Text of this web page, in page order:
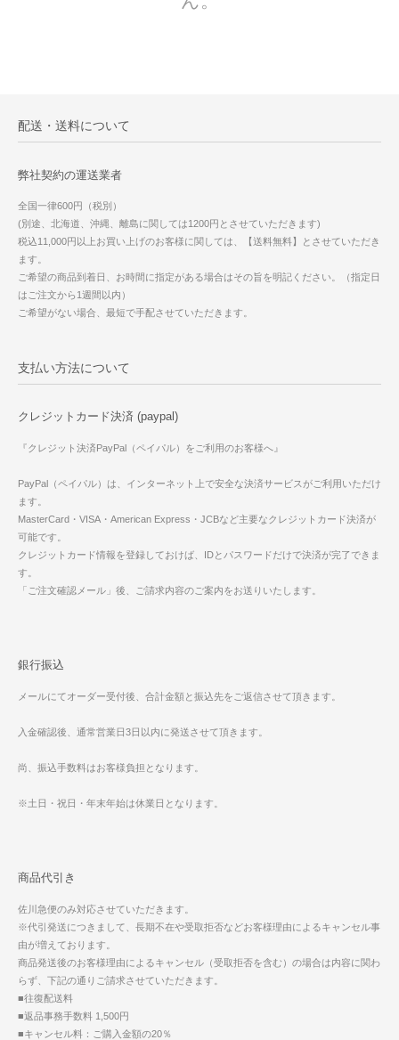
配送・送料について
弊社契約の運送業者
全国一律600円（税別）
(別途、北海道、沖縄、離島に関しては1200円とさせていただきます)
税込11,000円以上お買い上げのお客様に関しては、【送料無料】とさせていただき
ます。
ご希望の商品到着日、お時間に指定がある場合はその旨を明記ください。（指定日
はご注文から1週間以内）
ご希望がない場合、最短で手配させていただきます。
支払い方法について
クレジットカード決済 (paypal)
『クレジット決済PayPal（ペイパル）をご利用のお客様へ』
PayPal（ペイパル）は、インターネット上で安全な決済サービスがご利用いただけ
ます。
MasterCard・VISA・American Express・JCBなど主要なクレジットカード決済が
可能です。
クレジットカード情報を登録しておけば、IDとパスワードだけで決済が完了できま
す。
「ご注文確認メール」後、ご請求内容のご案内をお送りいたします。
銀行振込
メールにてオーダー受付後、合計金額と振込先をご返信させて頂きます。
入金確認後、通常営業日3日以内に発送させて頂きます。
尚、振込手数料はお客様負担となります。
※土日・祝日・年末年始は休業日となります。
商品代引き
佐川急便のみ対応させていただきます。
※代引発送につきまして、長期不在や受取拒否などお客様理由によるキャンセル事
由が増えております。
商品発送後のお客様理由によるキャンセル（受取拒否を含む）の場合は内容に関わ
らず、下記の通りご請求させていただきます。
■往復配送料
■返品事務手数料 1,500円
■キャンセル料：ご購入金額の20％